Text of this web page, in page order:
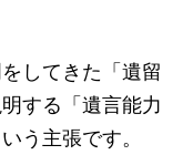
してきた「遺留
する「遺言能力
う主張です。